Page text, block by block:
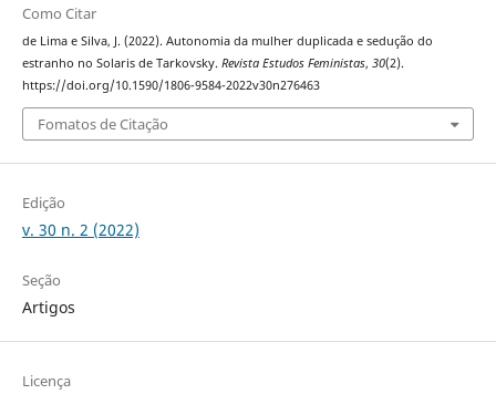
Como Citar
de Lima e Silva, J. (2022). Autonomia da mulher duplicada e sedução do
estranho no Solaris de Tarkovsky. Revista Estudos Feministas, 30(2).
https://doi.org/10.1590/1806-9584-2022v30n276463
Fomatos de Citação
Edição
v. 30 n. 2 (2022)
Seção
Artigos
Licença